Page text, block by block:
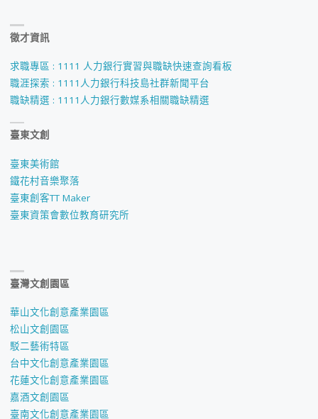
徵才資訊
求職專區 : 1111 人力銀行實習與職缺快速查詢看板
職涯探索 : 1111人力銀行科技島社群新聞平台
職缺精選 : 1111人力銀行數媒系相關職缺精選
臺東文創
臺東美術館
鐵花村音樂聚落
臺東創客TT Maker
臺東資策會數位教育研究所
臺灣文創園區
華山文化創意產業園區
松山文創園區
駁二藝術特區
台中文化創意產業園區
花蓮文化創意產業園區
嘉酒文創園區
臺南文化創意產業園區